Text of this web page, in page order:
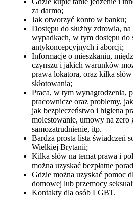
za darmo;
Jak otworzyć konto w banku;
Dostępu do służby zdrowia,
wypadkach, w tym dostępu do
antykoncepcyjnych i aborcji;
Informacje o mieszkaniu,
czynszu i jakich warunków
prawa lokatora, oraz kilka
skłotowania;
Praca, w tym wynagrodzenia,
pracownicze oraz problemy,
jak bezpieczeństwo i higiena
molestowanie, umowy na zero
samozatrudnienie, itp.
Bardza prosta lista świadczeń
Wielkiej Brytanii;
Kilka słów na temat prawa i
można uzyskać bezpłatne
Gdzie można uzyskać pomoc
domowej lub przemocy
Kontakty dla osób LGBT.